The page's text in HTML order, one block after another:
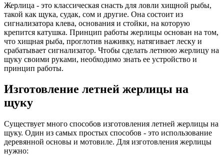
Жерлица - это классическая снасть для ловли хищной рыбы,
такой как щука, судак, сом и другие. Она состоит из
сигнализатора клева, основания и стойки, на которую
крепится катушка. Принцип работы жерлицы основан на том,
что хищная рыба, проглотив наживку, натягивает леску и
срабатывает сигнализатор. Чтобы сделать летнюю жерлицу на
щуку своими руками, необходимо знать ее устройство и
принцип работы.
Изготовление летней жерлицы на
щуку
Существует много способов изготовления летней жерлицы на
щуку. Один из самых простых способов - это использование
деревянной основы и мотовиле. Для изготовления жерлицы
нужно: